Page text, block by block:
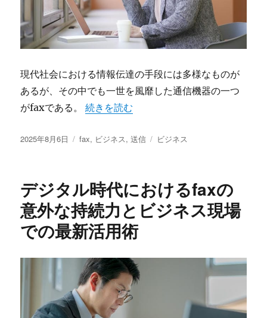
現代社会における情報伝達の手段には多様なものが
あるが、その中でも一世を風靡した通信機器の一つ
がfaxである。“ビジネスを支え続けるfax伝送の歴史と
続きを読む
投
2025年8月6日
カ
ー
fax, ビジネス,送信
タ
ビジネス
デジタル時代におけるfaxの
意外な持続力とビジネス現場
での最新活用術